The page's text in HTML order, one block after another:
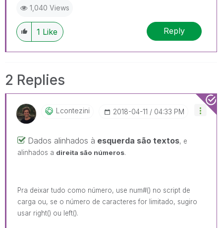
1,040 Views
1 Like Reply
2 Replies
Lcontezini ‎2018-04-11 04:33 PM
Dados alinhados à esquerda são textos, e
alinhados a direita são números.
Pra deixar tudo como número, use num#() no script de
carga ou, se o número de caracteres for limitado, sugiro
usar right() ou left().